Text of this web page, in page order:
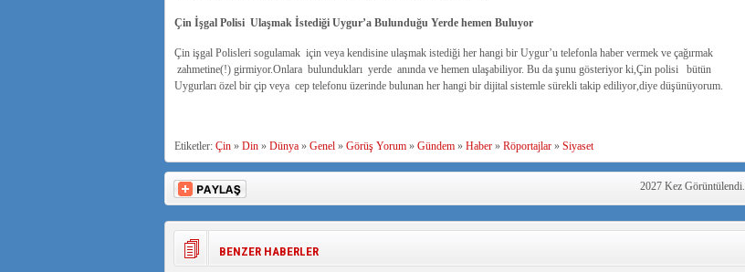
Çin İşgal Polisi Ulaşmak İstediği Uygur’a Bulunduğu Yerde hemen Buluyor
Çin işgal Polisleri sogulamak için veya kendisine ulaşmak istediği her hangi bir Uygur’u telefonla haber vermek ve çağırmak
zahmetine(!) girmiyor.Onlara bulundukları yerde anında ve hemen ulaşabiliyor. Bu da şunu gösteriyor ki,Çin polisi bütün
Uygurları özel bir çip veya cep telefonu üzerinde bulunan her hangi bir dijital sistemle sürekli takip ediliyor,diye düşünüyorum.
Etiketler: Çin» Din» Dünya» Genel» Görüş Yorum» Gündem» Haber» Röportajlar» Siyaset
2027 Kez Görüntülendi.
BENZER HABERLER